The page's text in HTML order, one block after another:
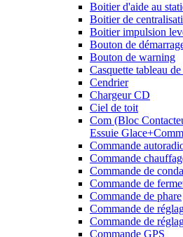
Boitier d'aide au
Boitier de
Boitier impulsion
Bouton de
Bouton de warning
Casquette tableau
Cendrier
Chargeur CD
Ciel de toit
Com (Bloc
Essuie
Commande
Commande
Commande de
Commande de
Commande de phare
Commande de
Commande de
Commande GPS